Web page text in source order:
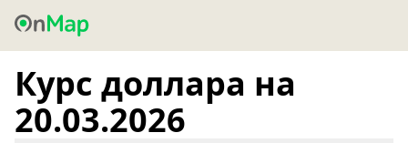
Курс доллара на
20.03.2026